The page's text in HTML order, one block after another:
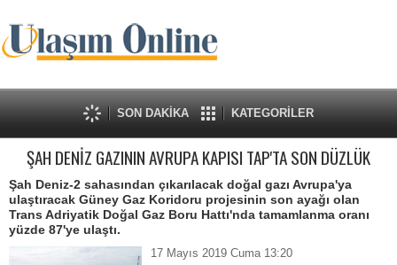
SON DAKİKA KATEGORİLER
ŞAH DENİZ GAZININ AVRUPA KAPISI TAP'TA SON DÜZLÜK
Şah Deniz-2 sahasından çıkarılacak doğal gazı Avrupa'ya
ulaştıracak Güney Gaz Koridoru projesinin son ayağı olan
Trans Adriyatik Doğal Gaz Boru Hattı'nda tamamlanma oranı
yüzde 87'ye ulaştı.
17 Mayıs 2019 Cuma 13:20